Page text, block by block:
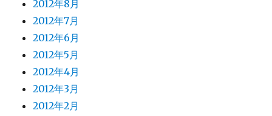
2012年8月
2012年7月
2012年6月
2012年5月
2012年4月
2012年3月
2012年2月